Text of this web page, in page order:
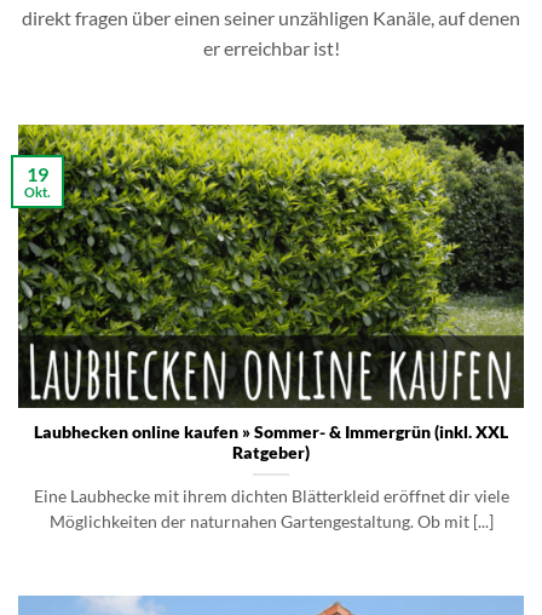
direkt fragen über einen seiner unzähligen Kanäle, auf denen
er erreichbar ist!
Laubhecken online kaufen » Sommer- & Immergrün (inkl. XXL
Ratgeber)
Eine Laubhecke mit ihrem dichten Blätterkleid eröffnet dir viele
Möglichkeiten der naturnahen Gartengestaltung. Ob mit [...]
19
Okt.